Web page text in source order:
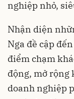
nghiệp nhỏ,
Nhận diện
Nga đề cập
điểm chạm
động, mở rộng
doanh nghiệp